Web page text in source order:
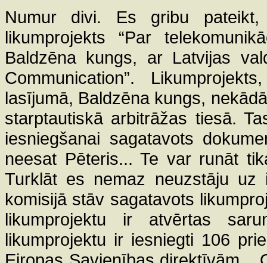
Numur divi. Es gribu
likumprojekts “Par
Baldzēna kungs, ar Latvijas
Communication”.
lasījumā, Baldzēna kungs,
starptautiskā arbitrāžas tiesā.
iesniegšanai sagatavots
neesat Pēteris... Te var runāt
Turklāt es nemaz neuzstāju
komisijā stāv sagatavots
likumprojektu ir atvērtas
likumprojektu ir iesniegti 106